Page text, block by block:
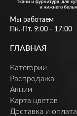
Мы работаем
Пн.-Пт. 9:00 - 17:00
ГЛАВНАЯ
Категории
Распродажа
Акции
Карта цветов
Доставка и оплата